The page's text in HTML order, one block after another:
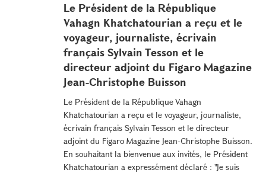
Le Président de la République
Vahagn Khatchatourian a reçu et le
voyageur, journaliste, écrivain
français Sylvain Tesson et le
directeur adjoint du Figaro Magazine
Jean-Christophe Buisson
Le Président de la République Vahagn
Khatchatourian a reçu et le voyageur, journaliste,
écrivain français Sylvain Tesson et le directeur
adjoint du Figaro Magazine Jean-Christophe Buisson.
En souhaitant la bienvenue aux invités, le Président
Khatchatourian a expressément déclaré : "Je suis